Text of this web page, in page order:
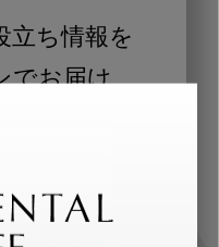
立ち情報を
でお届け
歯科医師、歯
に合わせた内